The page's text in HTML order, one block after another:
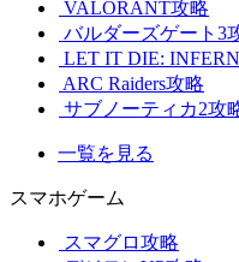
VALORANT攻略
バルダーズゲート3
LET IT DIE:
ARC Raiders攻略
サブノーティカ2攻
一覧を見る
スマホゲーム
スマグロ攻略